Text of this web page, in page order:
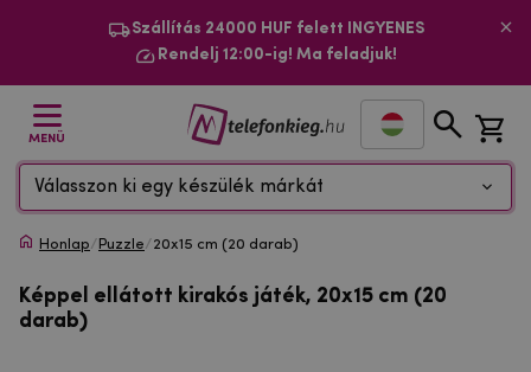
Szállítás 24000 HUF felett INGYENES
Rendelj 12:00-ig! Ma feladjuk!
MENÜ
Válasszon ki egy készülék márkát
Honlap/ Puzzle/20x15 cm (20 darab)
Képpel ellátott kirakós játék, 20x15 cm (20
darab)